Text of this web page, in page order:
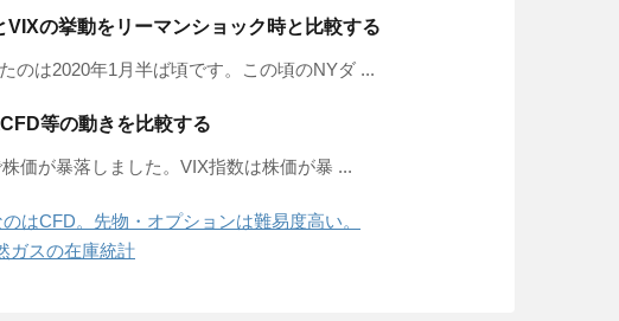
の挙動をリーマンショック時と比較する
のは2020年1月半ば頃です。この頃のNYダ ...
等の動きを比較する
価が暴落しました。VIX指数は株価が暴 ...
はCFD。先物・オプションは難易度高い。
ガスの在庫統計